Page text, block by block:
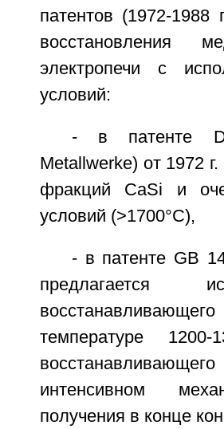
патентов (1972-1988
восстановления
электропечи с
условий:
- в патенте
Metallwerke) от 1972
фракций CaSi и
условий (>1700°С),
- в патенте GB
предлагается
температуре
интенсивном
получения в конце